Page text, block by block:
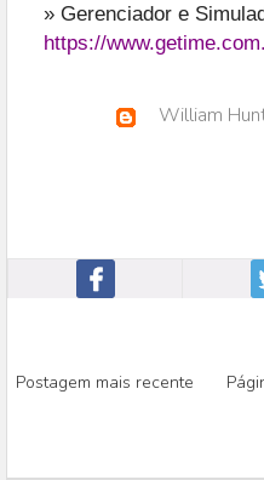
» Gerenciador e
https://
William
Postagem mais recente